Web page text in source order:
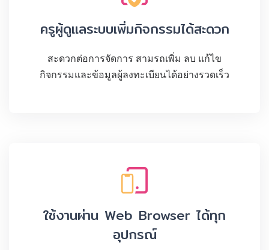
ครูผู้ดูแลระบบเพิ่มกิจกรรมได้สะดวก
สะดวกต่อการจัดการ สามรถเพิ่ม ลบ แก้ไข
กิจกรรมและข้อมูลผู้ลงทะเบียนได้อย่างรวดเร็ว
ใช้งานผ่าน Web Browser ได้ทุก
อุปกรณ์